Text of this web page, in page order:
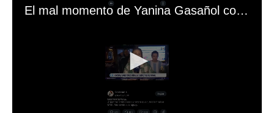
El mal momento de Yanina Gasañol con un hincha argentino en "Subrayado"